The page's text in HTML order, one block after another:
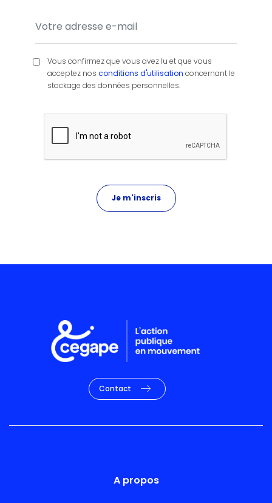
Vous confirmez que vous avez lu et que vous
acceptez nos conditions d'utilisation concernant le
stockage des données personnelles.
Contact
A propos